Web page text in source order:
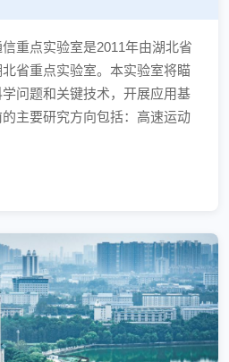
重点实验室是2011年由湖北省
省重点实验室。本实验室将瞄
问题和关键技术，开展应用基
主要研究方向包括：高速运动